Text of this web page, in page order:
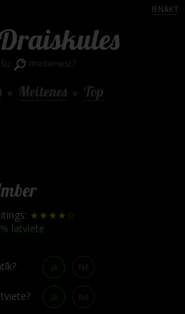
meitenes!?
★ Meitenes★ Top
IENĀKT
★★★★☆
latviete
Jā Nē
Jā Nē